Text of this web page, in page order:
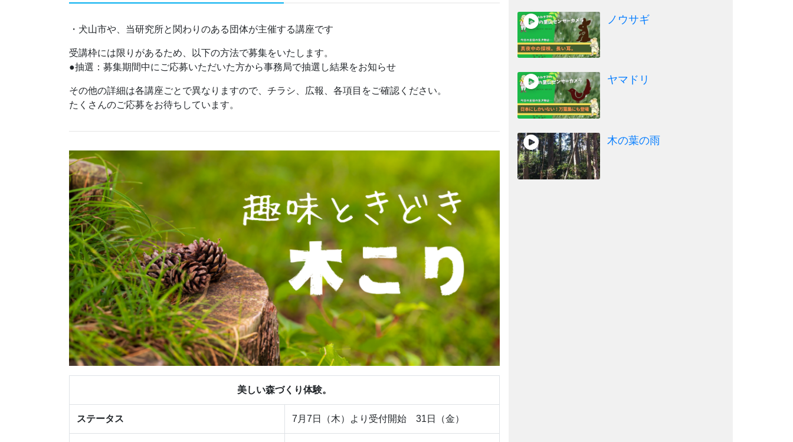
・犬山市や、当研究所と関わりのある団体が主催する講座です
受講枠には限りがあるため、以下の方法で募集をいたします。
●抽選：募集期間中にご応募いただいた方から事務局で抽選し結果をお知らせ
その他の詳細は各講座ごとで異なりますので、チラシ、広報、各項目をご確認ください。
たくさんのご応募をお待ちしています。
美しい森づくり体験。
ステータス 7月7日（木）より受付開始 31日（金）
ノウサギ
ヤマドリ
木の葉の雨